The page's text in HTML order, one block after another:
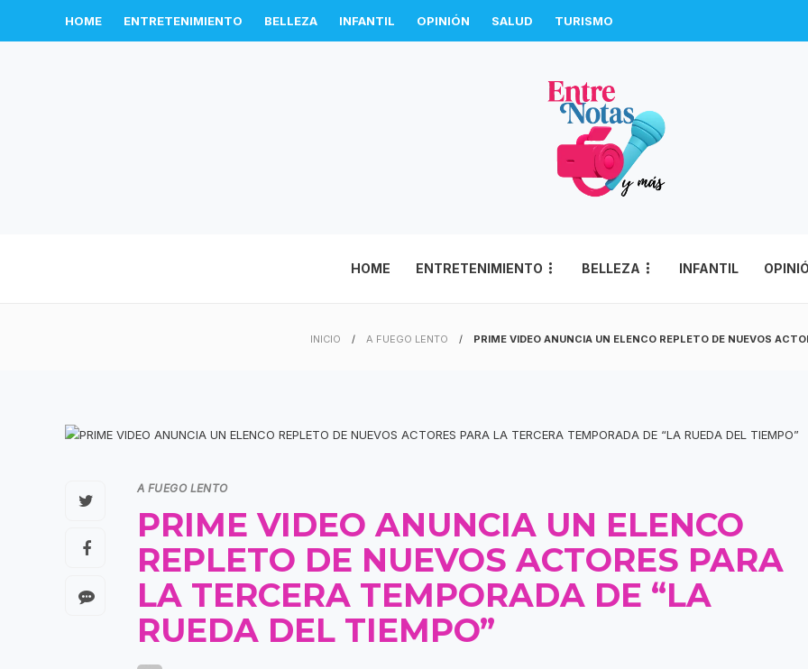
HOME ENTRETENIMIENTO BELLEZA INFANTIL OPINIÓN SALUD TURISMO
HOME ENTRETENIMIENTO BELLEZA INFANTIL
INICIO A FUEGO LENTO PRIME VIDEO ANUNCIA UN ELENCO REPLETO DE NUEVOS
A FUEGO LENTO
PRIME VIDEO ANUNCIA UN ELENCO
REPLETO DE NUEVOS ACTORES PARA
LA TERCERA TEMPORADA DE “LA
RUEDA DEL TIEMPO”